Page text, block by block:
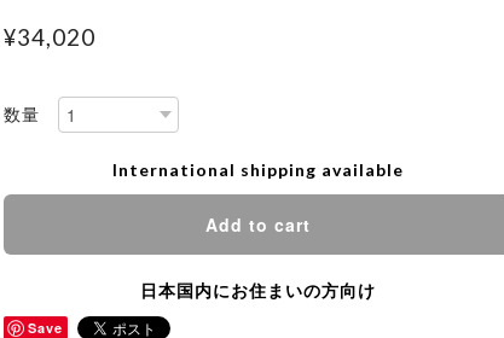
¥34,020
数量
International shipping available
Add to cart
日本国内にお住まいの方向け
Save